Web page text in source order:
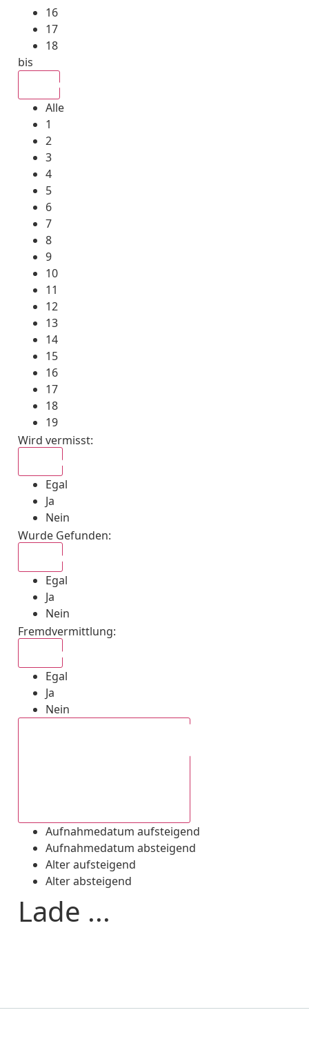
16
17
18
bis
Alle
1
2
3
4
5
6
7
8
9
10
11
12
13
14
15
16
17
18
19
Wird vermisst:
Egal
Ja
Nein
Wurde Gefunden:
Egal
Ja
Nein
Fremdvermittlung:
Egal
Ja
Nein
Aufnahmedatum aufsteigend
Aufnahmedatum absteigend
Alter aufsteigend
Alter absteigend
Lade ...